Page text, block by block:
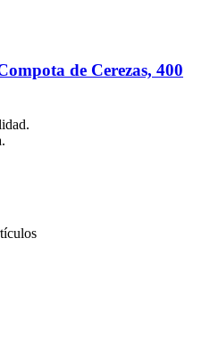
de Cerezas, 400